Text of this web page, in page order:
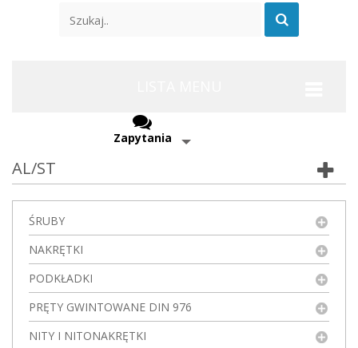
Zapytania
AL/ST
ŚRUBY
NAKRĘTKI
PODKŁADKI
PRĘTY GWINTOWANE DIN 976
NITY I NITONAKRĘTKI